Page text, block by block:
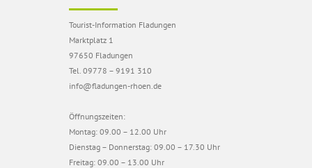
Tourist-Information Fladungen
Marktplatz 1
97650 Fladungen
Tel. 09778 – 9191 310
info@fladungen-rhoen.de
Öffnungszeiten:
Montag: 09.00 – 12.00 Uhr
Dienstag – Donnerstag: 09.00 – 17.30 Uhr
Freitag: 09.00 – 13.00 Uhr